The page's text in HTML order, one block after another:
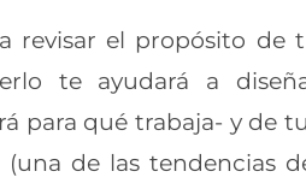
revisar el propósito de
te ayudará a
para qué trabaja- y de
de las tendencias